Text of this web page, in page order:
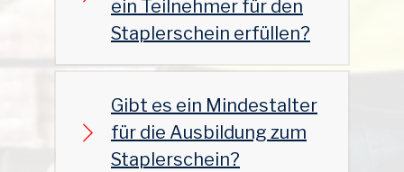
ein Teilnehmer für den
Staplerschein erfüllen?
Gibt es ein Mindestalter
für die Ausbildung zum
Staplerschein?